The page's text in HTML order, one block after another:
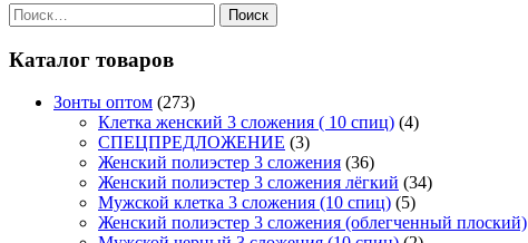
Найти:
Каталог товаров
Зонты оптом (273)
Клетка женский 3 сложения ( 10 спиц) (4)
СПЕЦПРЕДЛОЖЕНИЕ (3)
Женский полиэстер 3 сложения (36)
Женский полиэстер 3 сложения лёгкий (34)
Мужской клетка 3 сложения (10 спиц) (5)
Женский полиэстер 3 сложения (облегченный плоский)